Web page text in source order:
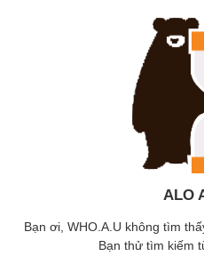
ALO
Bạn ơi, WHO.A.U không tìm
Bạn thử tìm kiếm